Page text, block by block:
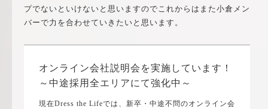
プでないといけないと思いますのでこれからはまた小倉メン
バーで力を合わせていきたいと思います。
オンライン会社説明会を実施しています！
～中途採用全エリアにて強化中～
現在Dress the Lifeでは、新卒・中途不問のオンライン会